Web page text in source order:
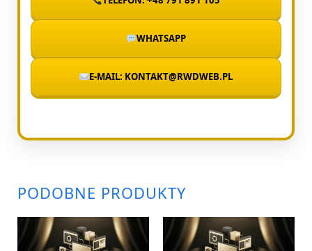
WHATSAPP
E-MAIL: KONTAKT@RWDWEB.PL
PODOBNE PRODUKTY